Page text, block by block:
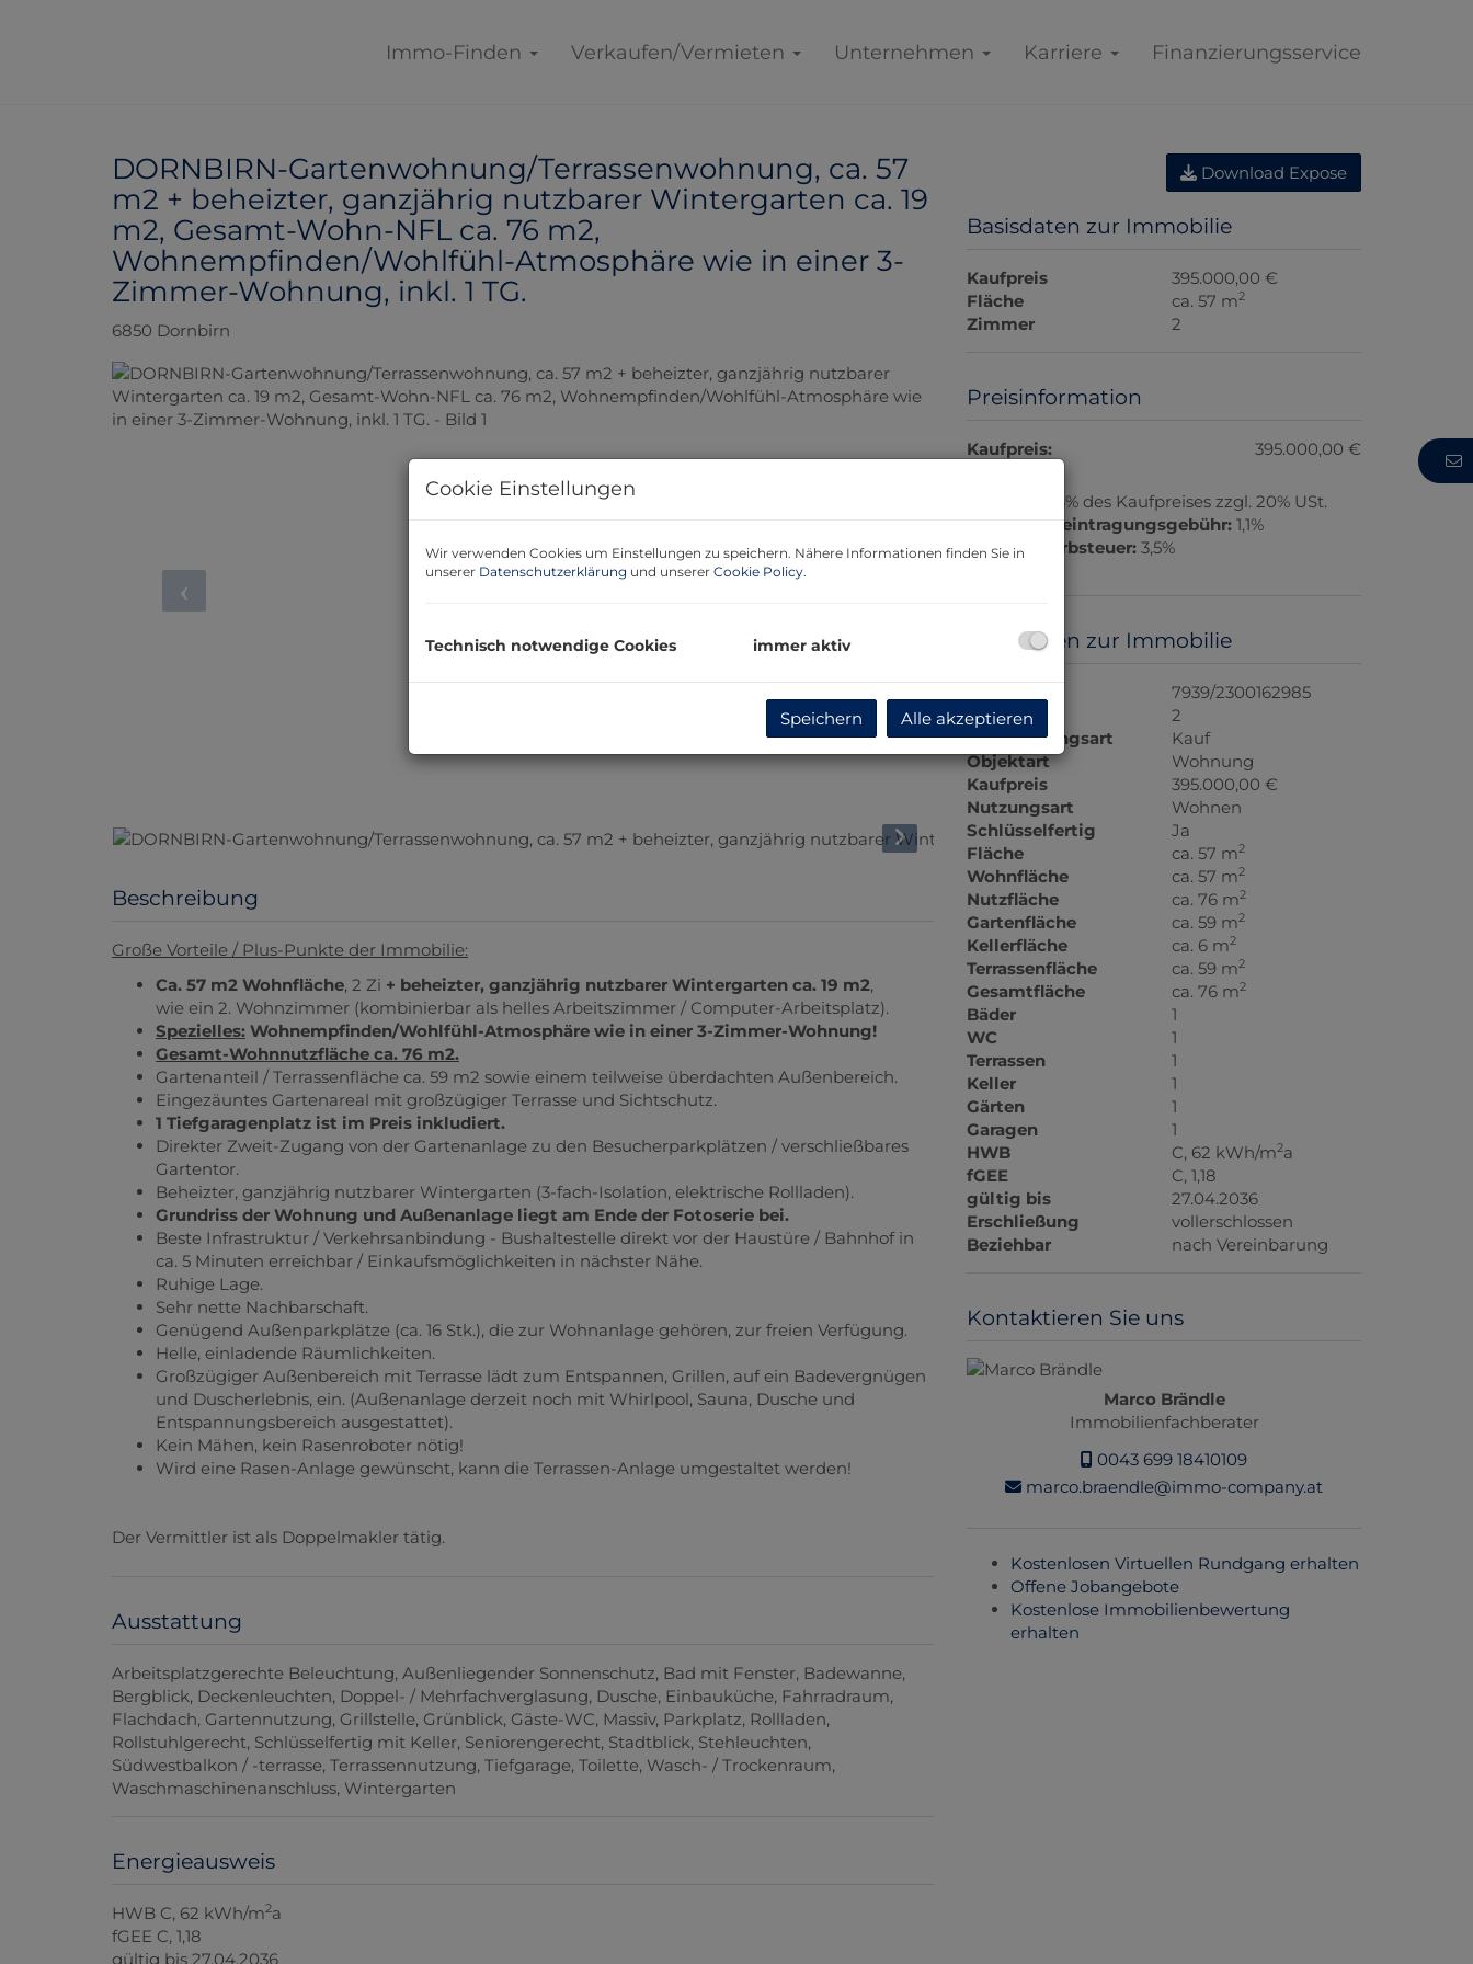
Immo-Finden Verkaufen/Vermieten Unternehmen Karriere Finanzierungsservice
DORNBIRN-Gartenwohnung/Terrassenwohnung, ca. 57
m2 + beheizter, ganzjährig nutzbarer Wintergarten ca. 19
m2, Gesamt-Wohn-NFL ca. 76 m2,
Wohnempfinden/Wohlfühl-Atmosphäre wie in einer 3-
Zimmer-Wohnung, inkl. 1 TG.
6850 Dornbirn
Beschreibung
Große Vorteile / Plus-Punkte der Immobilie:
Ca. 57 m2 Wohnfläche, 2 Zi + beheizter, ganzjährig nutzbarer Wintergarten ca. 19 m2,
wie ein 2. Wohnzimmer (kombinierbar als helles Arbeitszimmer / Computer-Arbeitsplatz).
Spezielles: Wohnempfinden/Wohlfühl-Atmosphäre wie in einer 3-Zimmer-Wohnung!
Gesamt-Wohnnutzfläche ca. 76 m2.
Gartenanteil / Terrassenfläche ca. 59 m2 sowie einem teilweise überdachten Außenbereich.
Eingezäuntes Gartenareal mit großzügiger Terrasse und Sichtschutz.
1 Tiefgaragenplatz ist im Preis inkludiert.
Direkter Zweit-Zugang von der Gartenanlage zu den Besucherparkplätzen / verschließbares
Gartentor.
Beheizter, ganzjährig nutzbarer Wintergarten (3-fach-Isolation, elektrische Rollladen).
Grundriss der Wohnung und Außenanlage liegt am Ende der Fotoserie bei.
Beste Infrastruktur / Verkehrsanbindung - Bushaltestelle direkt vor der Haustüre / Bahnhof in
ca. 5 Minuten erreichbar / Einkaufsmöglichkeiten in nächster Nähe.
Ruhige Lage.
Sehr nette Nachbarschaft.
Genügend Außenparkplätze (ca. 16 Stk.), die zur Wohnanlage gehören, zur freien Verfügung.
Helle, einladende Räumlichkeiten.
Großzügiger Außenbereich mit Terrasse lädt zum Entspannen, Grillen, auf ein Badevergnügen
und Duscherlebnis, ein. (Außenanlage derzeit noch mit Whirlpool, Sauna, Dusche und
Entspannungsbereich ausgestattet).
Kein Mähen, kein Rasenroboter nötig!
Wird eine Rasen-Anlage gewünscht, kann die Terrassen-Anlage umgestaltet werden!
Der Vermittler ist als Doppelmakler tätig.
Ausstattung
Arbeitsplatzgerechte Beleuchtung Außenliegender Sonnenschutz Bad mit Fenster Badewanne
Bergblick Deckenleuchten Doppel- / Mehrfachverglasung Dusche Einbauküche Fahrradraum
Flachdach Gartennutzung Grillstelle Grünblick Gäste-WC Massiv Parkplatz Rollladen
Rollstuhlgerecht Schlüsselfertig mit Keller Seniorengerecht Stadtblick Stehleuchten
Südwestbalkon / -terrasse Terrassennutzung Tiefgarage Toilette Wasch- / Trockenraum
Waschmaschinenanschluss Wintergarten
Energieausweis
HWB C, 62 kWh/m2a
fGEE C, 1,18
gültig bis 27.04.2036
Download Expose
Basisdaten zur Immobilie
Kaufpreis
395.000,00 €
Fläche
ca. 57 m2
Zimmer 2
Preisinformation
Kaufpreis: 395.000,00 €
3% des Kaufpreises zzgl. 20% USt.
Grundbucheintragungsgebühr: 1,1%
Grunderwerbsteuer: 3,5%
Basisdaten zur Immobilie
7939/2300162985
Zimmer
2
Vermarktungsart
Kauf
Objektart
Wohnung
Kaufpreis
395.000,00 €
Nutzungsart
Wohnen
Schlüsselfertig
Ja
Fläche
ca. 57 m2
Wohnfläche ca. 57 m2
Nutzfläche ca. 76 m2
Gartenfläche ca. 59 m2
Kellerfläche ca. 6 m2
Terrassenfläche ca. 59 m2
Gesamtfläche ca. 76 m2
Bäder
1
WC
1
Terrassen
1
Keller
1
Gärten
1
Garagen
1
HWB
C, 62 kWh/m2a
fGEE
C, 1,18
gültig bis
27.04.2036
Erschließung
vollerschlossen
Beziehbar
nach Vereinbarung
Kontaktieren Sie uns
Marco Brändle
Immobilienfachberater
0043 699 18410109
marco.braendle@immo-company.at
Kostenlosen Virtuellen Rundgang erhalten
Offene Jobangebote
Kostenlose Immobilienbewertung
erhalten
Cookie Einstellungen
Wir verwenden Cookies um Einstellungen zu speichern. Nähere Informationen finden Sie in
unserer Datenschutzerklärung und unserer Cookie Policy.
Technisch notwendige Cookies immer aktiv
Speichern Alle akzeptieren